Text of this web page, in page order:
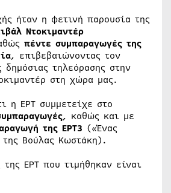
ήταν η φετινή παρουσία της
Ντοκιμαντέρ
πέντε συμπαραγωγές της
, επιβεβαιώνοντας τον
δημόσιας τηλεόρασης στην
στη χώρα μας.
η ΕΡΤ συμμετείχε στο
, καθώς και με
της ΕΡΤ3 («Ένας
Βούλας Κωστάκη).
ΕΡΤ που τιμήθηκαν είναι